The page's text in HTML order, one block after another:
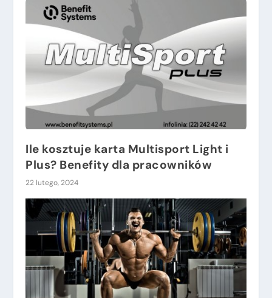
Ile kosztuje karta Multisport Light i
Plus? Benefity dla pracowników
22 lutego, 2024